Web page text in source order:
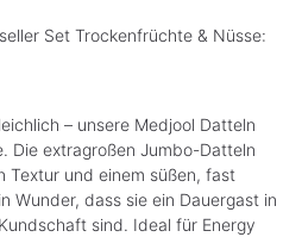
Set Trockenfrüchte & Nüsse:
– unsere Medjool Datteln
Die extragroßen Jumbo-Datteln
Textur und einem süßen, fast
Wunder, dass sie ein Dauergast in
sind. Ideal für Energy